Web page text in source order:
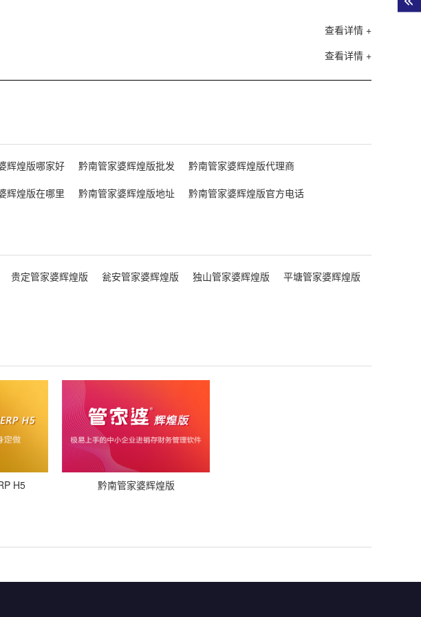
查看详情 +
查看详情 +
辉煌版哪家好 黔南管家婆辉煌版批发
黔南管家婆辉煌版代理商
辉煌版在哪里 黔南管家婆辉煌版地址 黔南管家婆辉煌版官方电话
贵定管家婆辉煌版 瓮安管家婆辉煌版 独山管家婆辉煌版
平塘管家婆辉煌版
H5 黔南管家婆辉煌版